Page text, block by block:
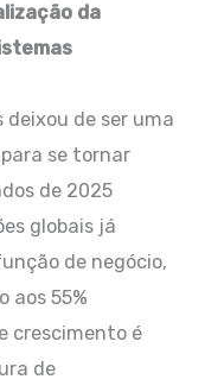
da
deixou de ser uma
se tornar
de 2025
globais já
de negócio,
aos 55%
crescimento é
de